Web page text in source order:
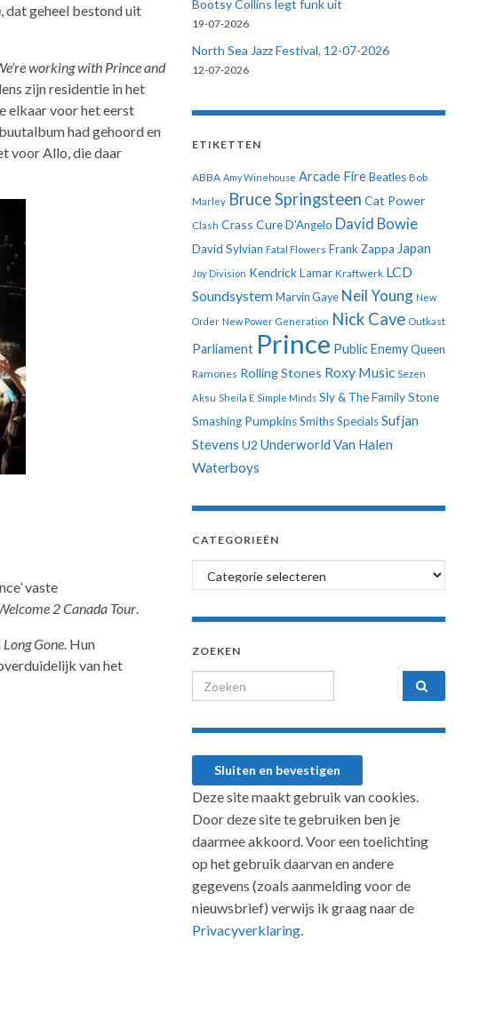
, dat geheel bestond uit
working with Prince and
zijn residentie in het
elkaar voor het eerst
had gehoord en
voor Allo, die daar
vaste
2 Canada Tour.
Long Gone. Hun
van het
Bootsy Collins legt funk uit
19-07-2026
North Sea Jazz Festival, 12-07-2026
12-07-2026
ETIKETTEN
ABBA Amy Winehouse Arcade Fire Beatles Bob
Marley Bruce Springsteen Cat Power
Clash Crass CureD'Angelo David Bowie
David Sylvian Fatal Flowers Frank Zappa Japan
Joy Division Kendrick Lamar Kraftwerk LCD
Soundsystem Marvin Gaye Neil Young New
Order New Power Generation Nick Cave Outkast
Parliament Prince Public EnemyQueen
Ramones Rolling Stones Roxy Music Sezen
Aksu Sheila E Simple Minds Sly & The Family Stone
Smashing PumpkinsSmithsSpecialsSufjan
Stevens U2 Underworld Van Halen
Waterboys
CATEGORIEËN
Categorieën
ZOEKEN
Search for:
Deze site maakt gebruik van cookies.
Door deze site te gebruiken ben je
daarmee akkoord. Voor een toelichting
op het gebruik daarvan en andere
gegevens (zoals aanmelding voor de
nieuwsbrief) verwijs ik graag naar de
Privacyverklaring.